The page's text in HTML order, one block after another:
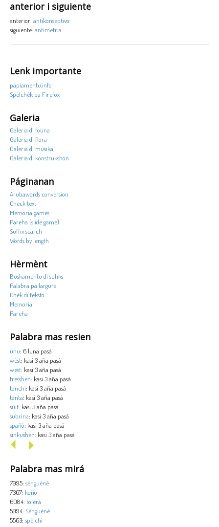
anterior i siguiente
anterior: antikonseptivo
siguiente: antimetria
Lenk importante
papiamentu.info
Spèlchèk pa Firefox
Galeria
Galeria di founa
Galeria di flora
Galeria di músika
Galeria di konstrukshon
Páginanan
Arubawords conversion
Check text
Memoria games
Pareha (slide game)
Suffix search
Words by length
Hèrmènt
Buskamentu di sufiks
Palabra pa largura
Chèk di teksto
Memoria
Pareha
Palabra mas resien
unu: 6 luna pasá
wèst: kasi 3 aña pasá
wèst: kasi 3 aña pasá
tresshen: kasi 3 aña pasá
tanchi: kasi 3 aña pasá
tanta: kasi 3 aña pasá
sùit: kasi 3 aña pasá
subrina: kasi 3 aña pasá
spañó: kasi 3 aña pasá
sinkushen: kasi 3 aña pasá
Palabra mas mirá
7995: sènguènè
7367: koño
6084: tolerá
5994: Sènguènè
5563: spèlchi